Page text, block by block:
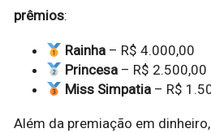
prêmios:
Rainha – R$ 4.000,00
Princesa – R$ 2.500,00
Miss Simpatia – R$
Além da premiação em